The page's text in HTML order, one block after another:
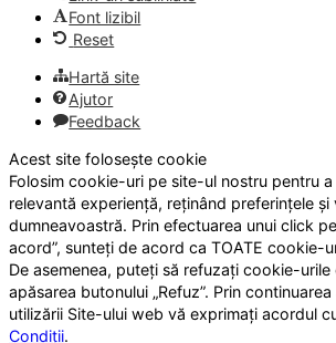
Font lizibil
Reset
Hartă site
Ajutor
Feedback
Acest site folosește cookie
Folosim cookie-uri pe site-ul nostru pentru
relevantă experiență, reținând preferințele și
dumneavoastră. Prin efectuarea unui click
acord”, sunteți de acord ca TOATE cookie-
De asemenea, puteți să refuzați cookie-
apăsarea butonului „Refuz”. Prin
utilizării Site-ului web vă exprimați acordul
Condiții.